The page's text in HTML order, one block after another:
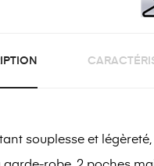
souplesse et